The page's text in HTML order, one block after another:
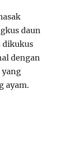
daun
dikukus
dengan
yang
ayam.